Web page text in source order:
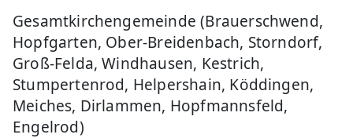
Gesamtkirchengemeinde (Brauerschwend,
Hopfgarten, Ober-Breidenbach, Storndorf,
Groß-Felda, Windhausen, Kestrich,
Stumpertenrod, Helpershain, Köddingen,
Meiches, Dirlammen, Hopfmannsfeld,
Engelrod)